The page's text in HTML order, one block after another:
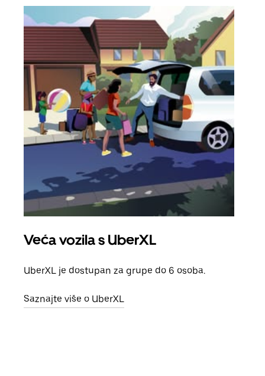
Veća vozila s UberXL
UberXL je dostupan za grupe do 6 osoba.
Saznajte više o UberXL